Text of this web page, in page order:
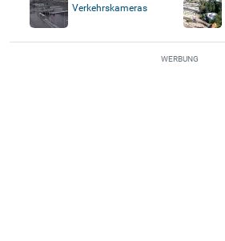
Verkehrskameras
WERBUNG